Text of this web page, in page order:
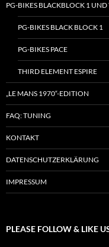
PG-BIKES BLACKBLOCK 1
PG-BIKES BLACK BLOCK 1
PG-BIKES PACE
THIRD ELEMENT ESPIRE
„LE MANS 1970“-EDITION
FAQ: TUNING
KONTAKT
DATENSCHUTZERKLÄRUNG
IMPRESSUM
PLEASE FOLLOW & LIKE